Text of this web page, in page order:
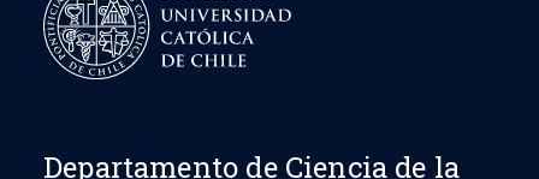
Departamento de Ciencia de la